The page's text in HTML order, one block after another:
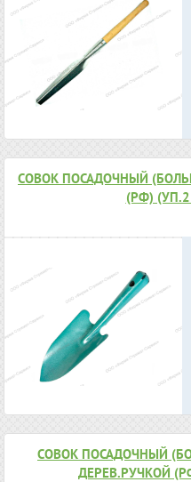
СОВОК ПОСАДОЧНЫЙ
(РФ)
СОВОК ПОСАДОЧНЫЙ
ДЕРЕВ.РУЧКОЙ